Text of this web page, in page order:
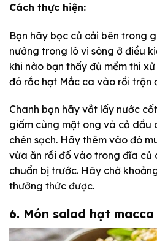
Cách thực hiện:
Bạn hãy bọc củ cải bên trong
nướng trong lò vi sóng ở điều
khi nào bạn thấy đủ mềm thì
đó rắc hạt Mắc ca vào rồi trộn
Chanh bạn hãy vắt lấy nước
giấm cùng mật ong và cả dầu
chén sạch. Hãy thêm vào đó
vừa ăn rồi đổ vào trong đĩa củ
chuẩn bị trước. Hãy chờ
thưởng thức được.
6. Món salad hạt